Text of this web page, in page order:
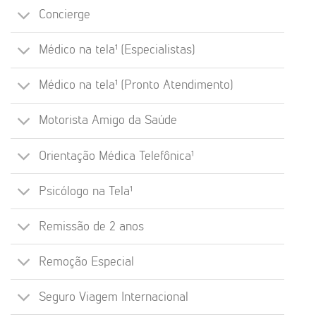
Concierge
Médico na tela¹ (Especialistas)
Médico na tela¹ (Pronto Atendimento)
Motorista Amigo da Saúde
Orientação Médica Telefônica¹
Psicólogo na Tela¹
Remissão de 2 anos
Remoção Especial
Seguro Viagem Internacional